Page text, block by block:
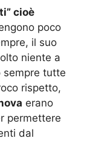
cioè
poco
il suo
niente a
sempre tutte
rispetto,
erano
permettere
dal